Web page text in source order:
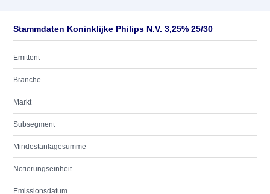
Stammdaten Koninklijke Philips N.V. 3,25% 25/30
Emittent
Branche
Markt
Subsegment
Mindestanlagesumme
Notierungseinheit
Emissionsdatum